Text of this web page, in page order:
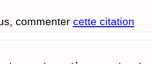
commenter cette citation